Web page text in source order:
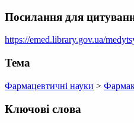
Посилання для
https://emed.library.gov.ua/
Тема
Фармацевтичні науки >
Ключові слова